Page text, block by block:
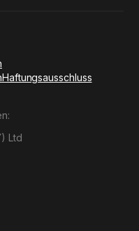
Haftungsausschluss
Ltd